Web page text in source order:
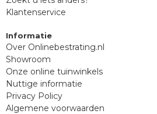
Klantenservice
Informatie
Over Onlinebestrating.nl
Showroom
Onze online tuinwinkels
Nuttige informatie
Privacy Policy
Algemene voorwaarden